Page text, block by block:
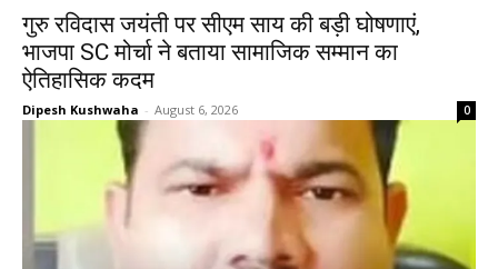
गुरु रविदास जयंती पर सीएम साय की बड़ी घोषणाएं,
भाजपा SC मोर्चा ने बताया सामाजिक सम्मान का
ऐतिहासिक कदम
Dipesh Kushwaha - August 6, 2026 0